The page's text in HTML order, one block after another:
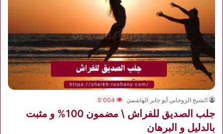
الشيخ الروحاني أبو جابر الهاشمي 5٬004
جلب الصديق للفراش \ مضمون 100% و مثبت
بالدليل و البرهان